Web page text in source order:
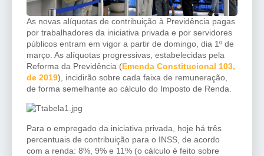
As novas alíquotas de contribuição à Previdência pagas
por trabalhadores da iniciativa privada e por servidores
públicos entram em vigor a partir de domingo, dia 1º de
março. As alíquotas progressivas, estabelecidas pela
Reforma da Previdência (Emenda Constitucional 103,
de 2019), incidirão sobre cada faixa de remuneração,
de forma semelhante ao cálculo do Imposto de Renda.
Para o empregado da iniciativa privada, hoje há três
percentuais de contribuição para o INSS, de acordo
com a renda: 8%, 9% e 11% (o cálculo é feito sobre